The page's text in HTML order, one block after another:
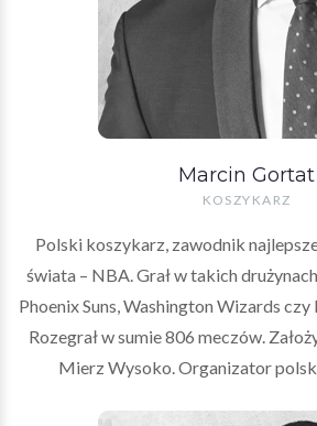
Marcin Gortat
KOSZYKARZ
Polski koszykarz, zawodnik
świata – NBA. Grał w takich
Phoenix Suns, Washington Wizards
Rozegrał w sumie 806 meczów.
Mierz Wysoko. Organizator